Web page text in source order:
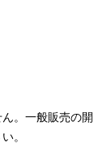
。一般販売の開
。